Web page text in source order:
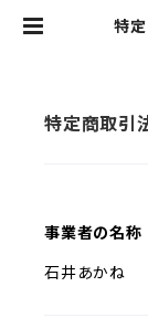
特
特定商取引
事業者の名称
石井あかね